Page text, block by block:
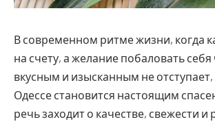
В современном ритме жизни, когда
на счету, а желание побаловать
вкусным и изысканным не отступает,
Одессе становится настоящим
речь заходит о качестве, свежести и